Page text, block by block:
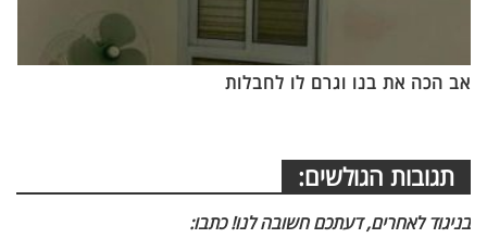
אב הכה את בנו וגרם לו לחבלות
תגובות הגולשים:
בניגוד לאחרים, דעתכם חשובה לנו! כתבו: